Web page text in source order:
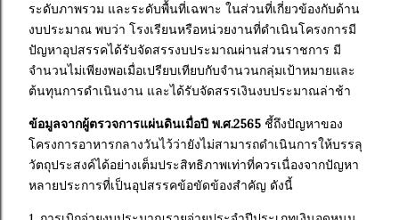
ระดับภาพรวม และระดับพื้นที่เฉพาะ ในส่วนที่เกี่ยวข้องกับด้าน
งบประมาณ พบว่า โรงเรียนหรือหน่วยงานที่ดำเนินโครงการมี
ปัญหาอุปสรรคได้รับจัดสรรงบประมาณผ่านส่วนราชการ มี
จำนวนไม่เพียงพอเมื่อเปรียบเทียบกับจำนวนกลุ่มเป้าหมายและ
ต้นทุนการดำเนินงาน และได้รับจัดสรรเงินงบประมาณล่าช้า
ข้อมูลจากผู้ตรวจการแผ่นดินเมื่อปี พ.ศ.2565 ชี้ถึงปัญหาของ
โครงการอาหารกลางวันไว้ว่ายังไม่สามารถดำเนินการให้บรรลุ
วัตถุประสงค์ได้อย่างเต็มประสิทธิภาพเท่าที่ควรเนื่องจากปัญหา
หลายประการที่เป็นอุปสรรคข้อขัดข้องสำคัญ ดังนี้